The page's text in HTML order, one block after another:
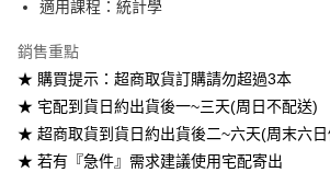
7-11取貨付款
每筆NT$60
適用課程：統計學
銷售重點
★ 購買提示：超商取貨訂購請勿超過3本
★ 宅配到貨日約出貨後一~三天(周日不配送)
★ 超商取貨到貨日約出貨後二~六天(周末六日
★ 若有『急件』需求建議使用宅配寄出